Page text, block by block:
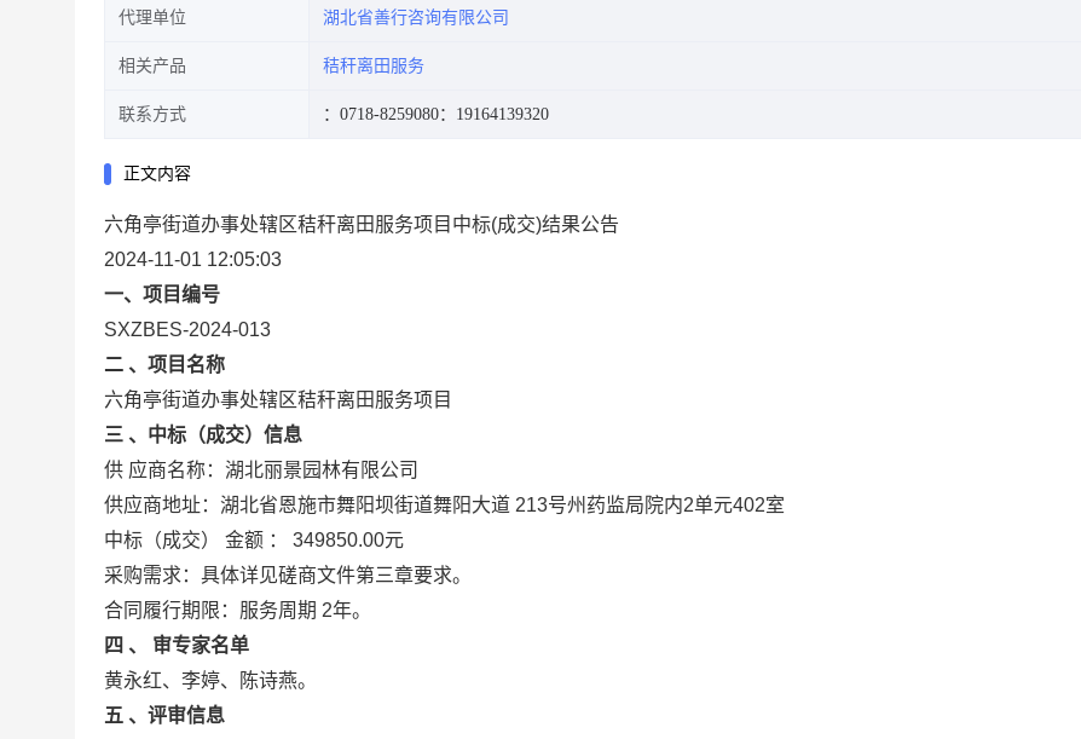
代理单位 湖北省善行咨询有限公司
相关产品 秸秆离田服务
联系方式 ：0718-8259080：19164139320
正文内容
六角亭街道办事处辖区秸秆离田服务项目中标(成交)结果公告
2024-11-01 12:05:03
一、项目编号
SXZBES-2024-013
二 、项目名称
六角亭街道办事处辖区秸秆离田服务项目
三 、中标（成交）信息
供 应商名称：湖北丽景园林有限公司
供应商地址：湖北省恩施市舞阳坝街道舞阳大道 213号州药监局院内2单元402室
中标（成交） 金额 ： 349850.00元
采购需求：具体详见磋商文件第三章要求。
合同履行期限：服务周期 2年。
四 、 审专家名单
黄永红、李婷、陈诗燕。
五 、评审信息